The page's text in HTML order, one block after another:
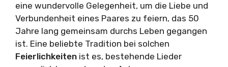
eine wundervolle Gelegenheit, um die Liebe und
Verbundenheit eines Paares zu feiern, das 50
Jahre lang gemeinsam durchs Leben gegangen
ist. Eine beliebte Tradition bei solchen
Feierlichkeiten ist es, bestehende Lieder